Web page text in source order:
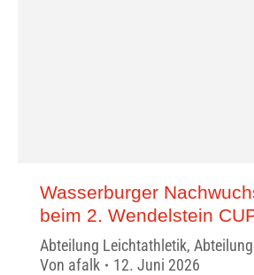
Wasserburger
beim 2. Wendelstein
Abteilung Leichtathletik,
Von afalk
12. Juni 2026